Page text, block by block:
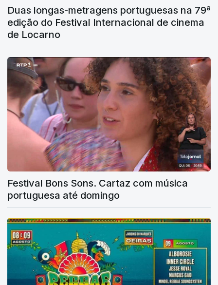
Duas longas-metragens portuguesas na 79ª
edição do Festival Internacional de cinema
de Locarno
Festival Bons Sons. Cartaz com música
portuguesa até domingo